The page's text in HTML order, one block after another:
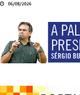
06/08/2026